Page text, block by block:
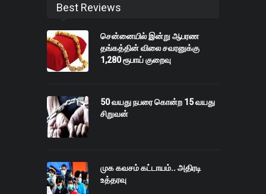
Best Reviews
சென்னையில் இன்று ஆபரண
தங்கத்தின் விலை சவரனுக்கு
1,280 ரூபாய் குறைவு
50 வயது நபரை கொன்ற 15 வயது
சிறுவன்
முக கவசம் கட்டாயம்.. அதிரடி
உத்தரவு